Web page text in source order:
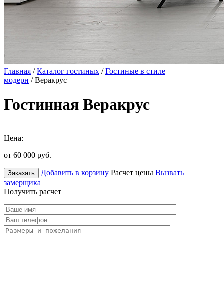
Главная /Каталог гостиных /Гостиные в стиле
модерн / Веракрус
Гостинная Веракрус
Цена:
от 60 000 руб.
Заказать Добавить в корзину Расчет цены Вызвать
замерщика
Получить расчет